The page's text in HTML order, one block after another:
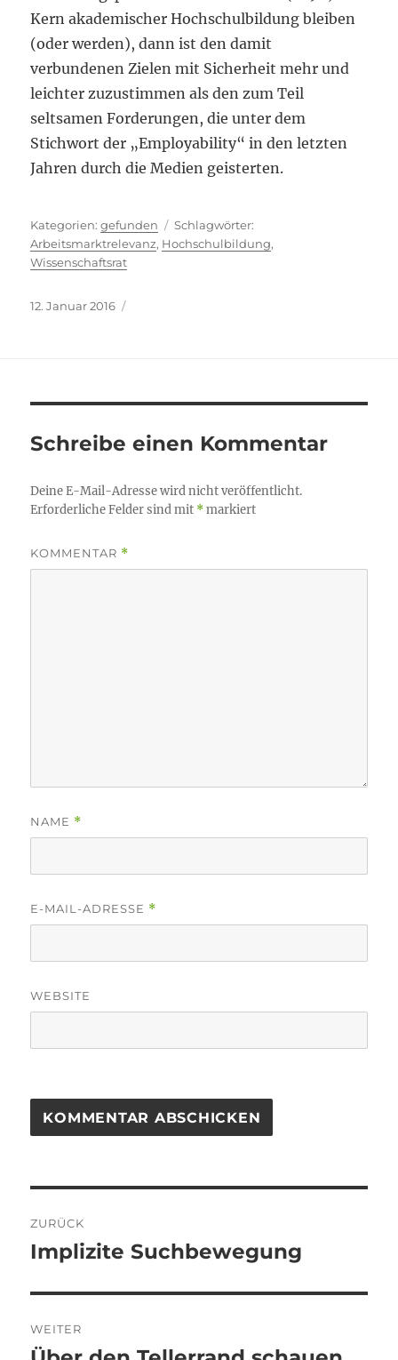
Kern akademischer Hochschulbildung bleiben
(oder werden), dann ist den damit
verbundenen Zielen mit Sicherheit mehr und
leichter zuzustimmen als den zum Teil
seltsamen Forderungen, die unter dem
Stichwort der „Employability“ in den letzten
Jahren durch die Medien geisterten.
Kategorien
gefunden
Arbeitsmarktrelevanz, Hochschulbildung,
Wissenschaftsrat
Veröffentlicht
12. Januar 2016
Schreibe einen Kommentar
Deine E-Mail-Adresse wird nicht veröffentlicht.
Erforderliche Felder sind mit *markiert
KOMMENTAR *
NAME *
E-MAIL-ADRESSE *
WEBSITE
ZURÜCK
Vorheriger
Implizite Suchbewegung
WEITER
Nächster